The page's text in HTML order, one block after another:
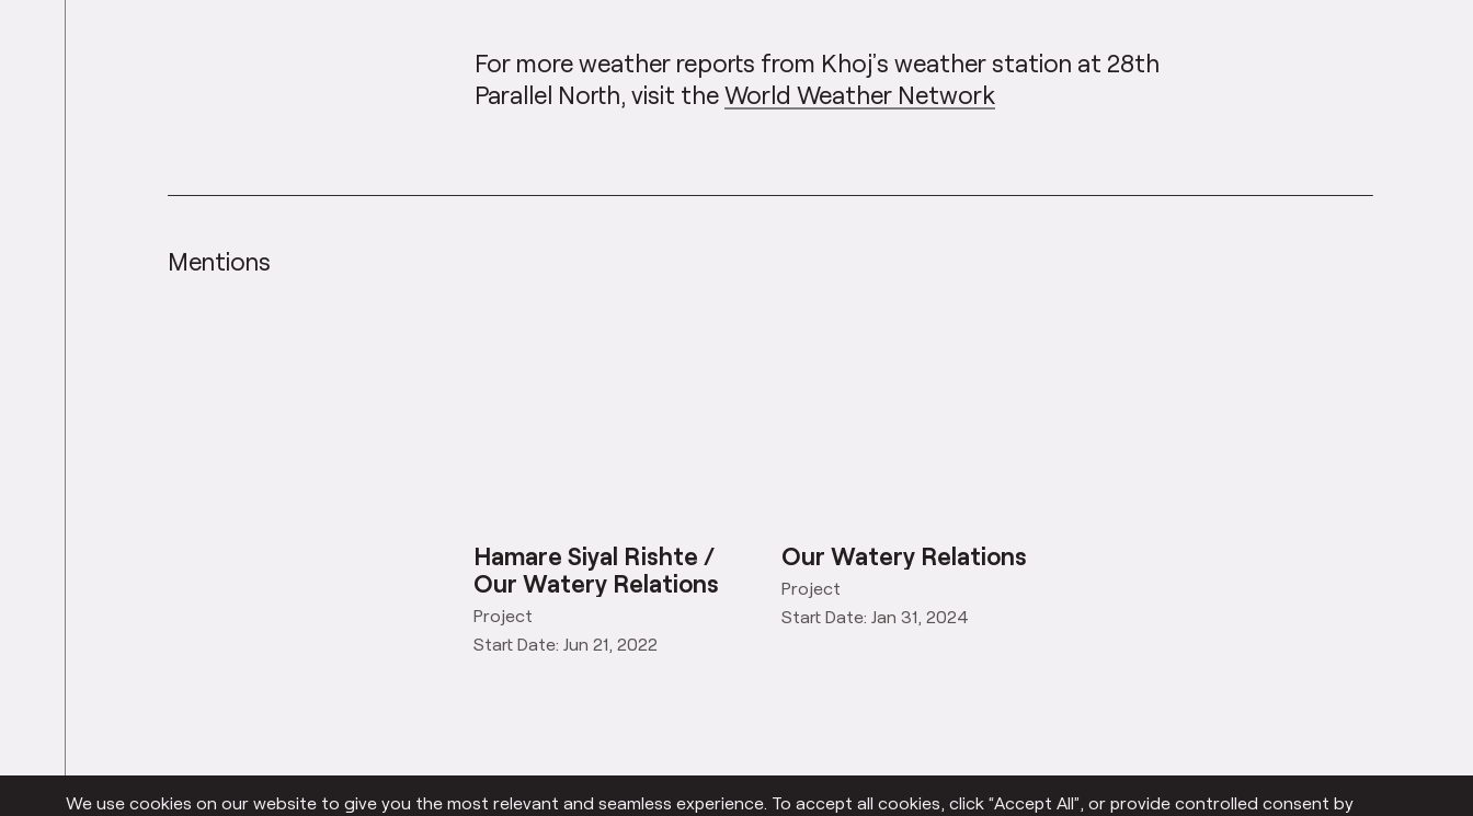
For more weather reports from Khoj’s weather station at 28th
Parallel North, visit theWorld Weather Network
Mentions
Hamare Siyal Rishte /
Our Watery Relations
Project
Start Date: Jun 21, 2022
Our Watery Relations
Project
Start Date: Jan 31, 2024
We use cookies on our website to give you the most relevant and seamless experience. To accept all cookies, click “Accept All”, or provide controlled consent by